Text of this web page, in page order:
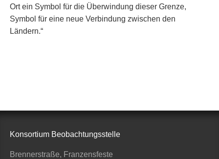
Ort ein Symbol für die Überwindung dieser Grenze,
Symbol für eine neue Verbindung zwischen den
Ländern.“
Konsortium Beobachtungsstelle
Brennerstraße, Franzensfeste